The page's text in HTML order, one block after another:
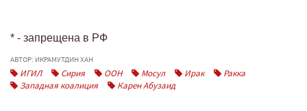
* - запрещена в РФ
АВТОР: ИКРАМУТДИН ХАН
ИГИЛ Сирия ООН Мосул Ирак
Ракка
Западная коалиция
Карен Абузаид